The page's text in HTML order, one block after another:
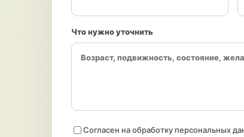
Что нужно уточнить
Согласен на обработку персональных